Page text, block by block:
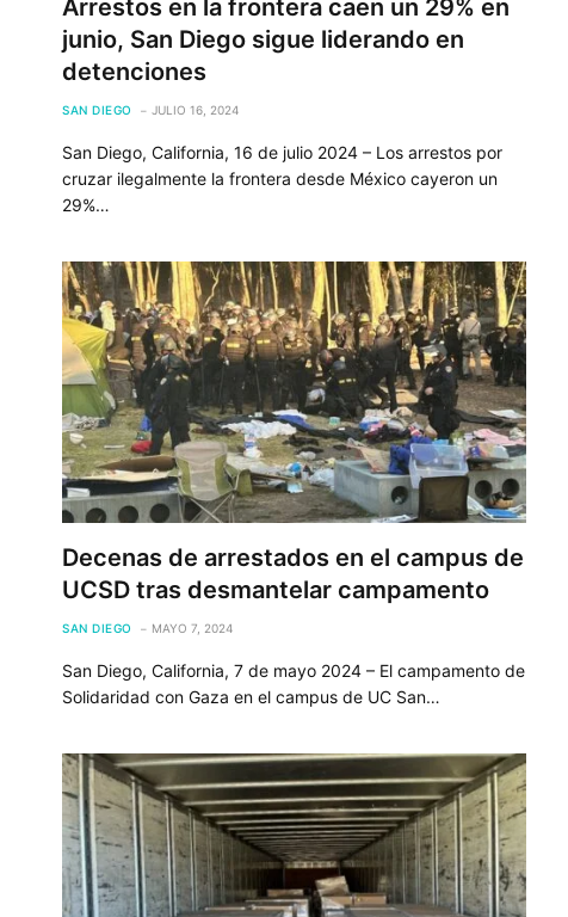
Arrestos en la frontera caen un 29% en
junio, San Diego sigue liderando en
detenciones
SAN DIEGO JULIO 16, 2024
San Diego, California, 16 de julio 2024 – Los arrestos por
cruzar ilegalmente la frontera desde México cayeron un
29%…
Decenas de arrestados en el campus de
UCSD tras desmantelar campamento
SAN DIEGO MAYO 7, 2024
San Diego, California, 7 de mayo 2024 – El campamento de
Solidaridad con Gaza en el campus de UC San…